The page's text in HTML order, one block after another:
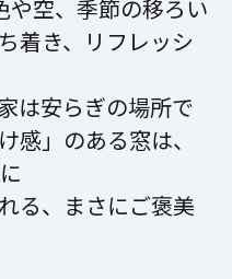
や空、季節の移ろい
着き、リフレッシ
は安らぎの場所で
感」のある窓は、
る、まさにご褒美